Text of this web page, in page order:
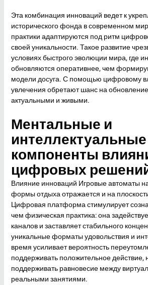
Эта комбинация инноваций ведет к
исторического фонда в современном
практики адаптируются под ритм
своей уникальности. Такое развитие
условиях быстрого эволюции мира, где
обновляются оперативнее, чем
модели досуга. С помощью цифровому
увлечения обретают шанс на
актуальными и живыми.
Ментальные и
интеллектуальные
компоненты
цифровых
Влияние инноваций Игровые автоматы
формы отдыха отражается и на
Цифровая платформа стимулирует
чем физическая практика: она
каналов и заставляет стабильного
уникальные форматы удовольствия и
время усиливает вероятность
поддерживать положительное действие,
поддерживать равновесие между
реальными занятиями.